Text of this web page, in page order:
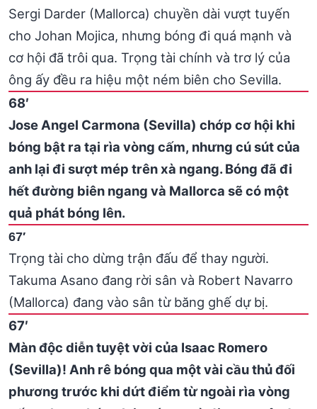
Sergi Darder (Mallorca) chuyền dài vượt tuyến
cho Johan Mojica, nhưng bóng đi quá mạnh và
cơ hội đã trôi qua. Trọng tài chính và trơ lý của
ông ấy đều ra hiệu một ném biên cho Sevilla.
68′
Jose Angel Carmona (Sevilla) chớp cơ hội khi
bóng bật ra tại rìa vòng cấm, nhưng cú sút của
anh lại đi sượt mép trên xà ngang. Bóng đã đi
hết đường biên ngang và Mallorca sẽ có một
quả phát bóng lên.
67′
Trọng tài cho dừng trận đấu để thay người.
Takuma Asano đang rời sân và Robert Navarro
(Mallorca) đang vào sân từ băng ghế dự bị.
67′
Màn độc diễn tuyệt vời của Isaac Romero
(Sevilla)! Anh rê bóng qua một vài cầu thủ đối
phương trước khi dứt điểm từ ngoài rìa vòng